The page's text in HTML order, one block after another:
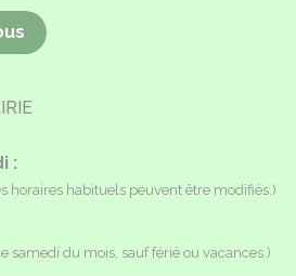
:
horaires habituels peuvent être modifiés.)
samedi du mois, sauf férié ou vacances.)